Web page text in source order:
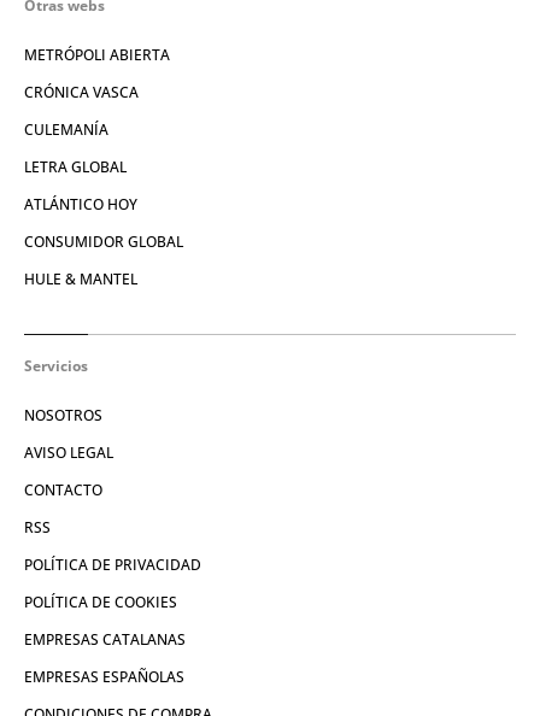
Otras webs
METRÓPOLI ABIERTA
CRÓNICA VASCA
CULEMANÍA
LETRA GLOBAL
ATLÁNTICO HOY
CONSUMIDOR GLOBAL
HULE & MANTEL
Servicios
NOSOTROS
AVISO LEGAL
CONTACTO
RSS
POLÍTICA DE PRIVACIDAD
POLÍTICA DE COOKIES
EMPRESAS CATALANAS
EMPRESAS ESPAÑOLAS